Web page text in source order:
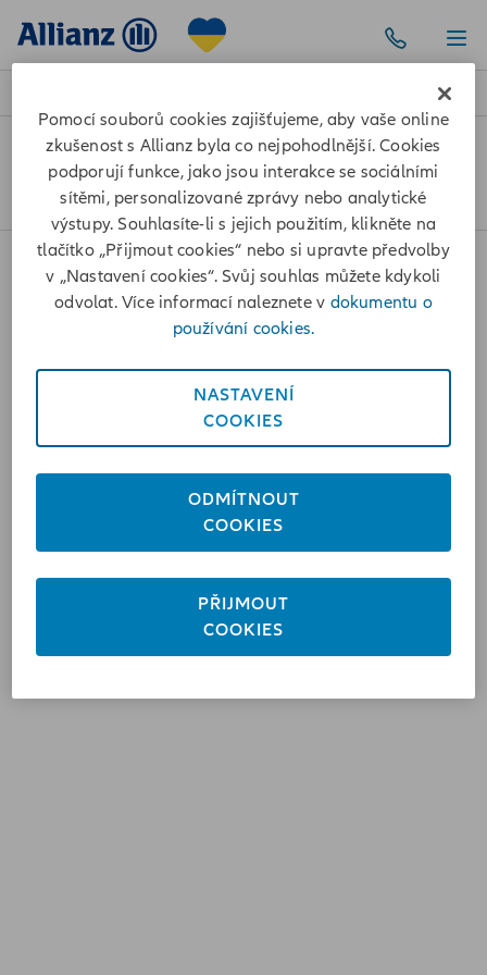
Cookies
Ochrana osobních údajů
Prohlášení o přístupnosti
© Allianz 2026
+420 241 170 000
Služby a hlášení škody
Pojištění majetku a odpovědnosti
Pomocí souborů cookies zajišťujeme, aby vaše online
zkušenost s Allianz byla co nejpohodlnější. Cookies
podporují funkce, jako jsou interakce se sociálními
sítěmi, personalizované zprávy nebo analytické
výstupy. Souhlasíte-li s jejich použitím, klikněte na
tlačítko „Přijmout cookies“ nebo si upravte předvolby
v „Nastavení cookies“. Svůj souhlas můžete kdykoli
odvolat. Více informací naleznete v dokumentu o
používání cookies.
NASTAVENÍ
COOKIES
ODMÍTNOUT
COOKIES
PŘIJMOUT
COOKIES